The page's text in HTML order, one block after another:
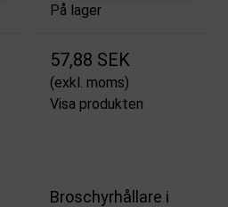
På lager
57,88 SEK
(exkl. moms)
Visa produkten
Broschyrhållare i